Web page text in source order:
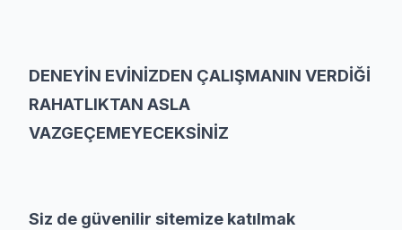
DENEYİN EVİNİZDEN ÇALIŞMANIN VERDİĞİ
RAHATLIKTAN ASLA
VAZGEÇEMEYECEKSİNİZ
Siz de güvenilir sitemize katılmak